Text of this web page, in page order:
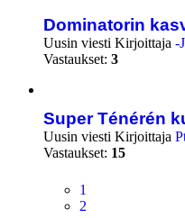
Dominatorin
Uusin viesti Kirjoittaja -
Vastaukset: 3
Super Ténérén
Uusin viesti Kirjoittaja
Vastaukset: 15
1
2